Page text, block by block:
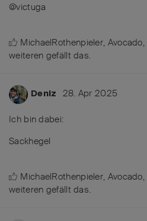
@victuga
MichaelRothenpieler, Avocado,
weiteren gefällt das.
Deniz 28. Apr 2025
Ich bin dabei:
Sackhegel
MichaelRothenpieler, Avocado,
weiteren gefällt das.